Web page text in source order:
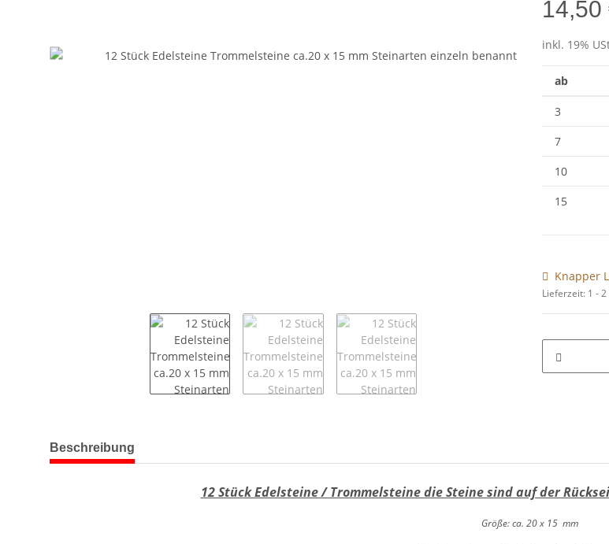
14,50
inkl. 19%
ab
3
7
10
15
Knapper
Lieferzeit: 1 -
weitere Registerkarten anzeigen
Beschreibung
12 Stück Edelsteine / Trommelsteine die Steine sind auf der
Größe: ca. 20 x 15 mm